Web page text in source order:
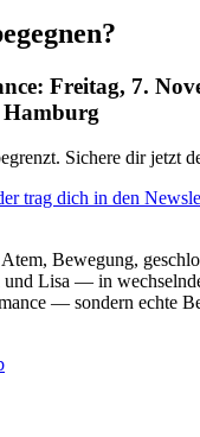
Freitag, 7.
Hamburg
Sichere dir jetzt
trag dich in den
Bewegung,
Lisa — in
— sondern echte